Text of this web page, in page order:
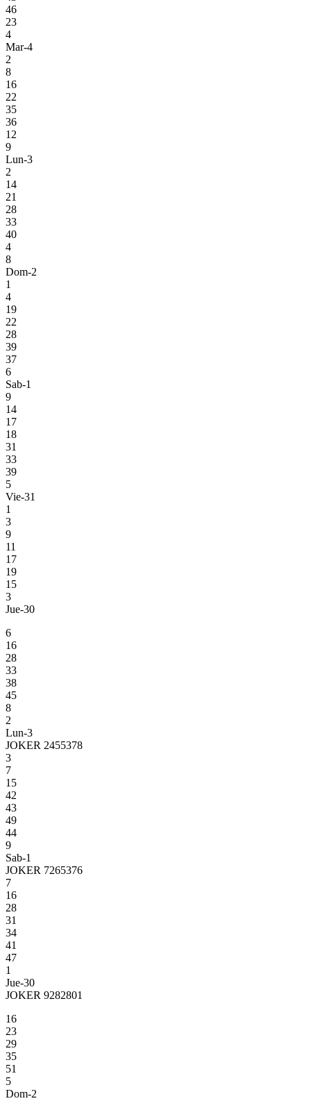
46
23
4
Mar-4
2
8
16
22
35
36
12
9
Lun-3
2
14
21
28
33
40
4
8
Dom-2
1
4
19
22
28
39
37
6
Sab-1
9
14
17
18
31
33
39
5
Vie-31
1
3
9
11
17
19
15
3
Jue-30
6
16
28
33
38
45
8
2
Lun-3
JOKER 2455378
3
7
15
42
43
49
44
9
Sab-1
JOKER 7265376
7
16
28
31
34
41
47
1
Jue-30
JOKER 9282801
16
23
29
35
51
5
Dom-2